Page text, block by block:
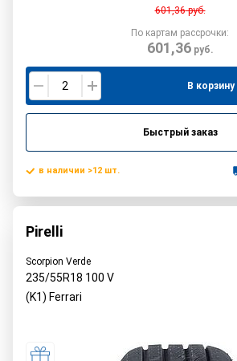
601,36руб.
По картам рассрочки:
601,36руб.
В корзину
Быстрый заказ
в наличии >12 шт.
Pirelli
Scorpion Verde
235/55R18 100 V
(K1) Ferrari